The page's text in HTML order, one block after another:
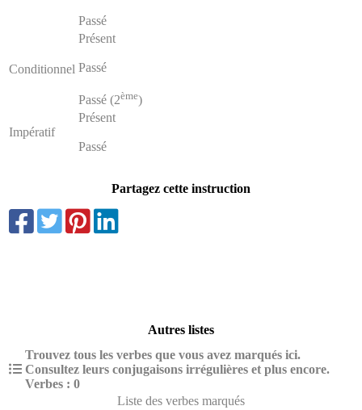
Passé
Conditionnel
Présent
Passé
Passé (2ème)
Impératif
Présent
Passé
Partagez cette instruction
Autres listes
Trouvez tous les verbes que vous avez marqués ici.
Consultez leurs conjugaisons irrégulières et plus encore.
Verbes : 0
Liste des verbes marqués